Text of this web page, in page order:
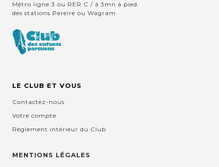
Métro ligne 3 ou RER C / à 3mn à pied
des stations Pereire ou Wagram
LE CLUB ET VOUS
Contactez-nous
Votre compte
Règlement intérieur du Club
MENTIONS LÉGALES